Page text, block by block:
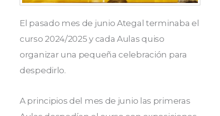
El pasado mes de junio Ategal terminaba el
curso 2024/2025 y cada Aulas quiso
organizar una pequeña celebración para
despedirlo.
A principios del mes de junio las primeras